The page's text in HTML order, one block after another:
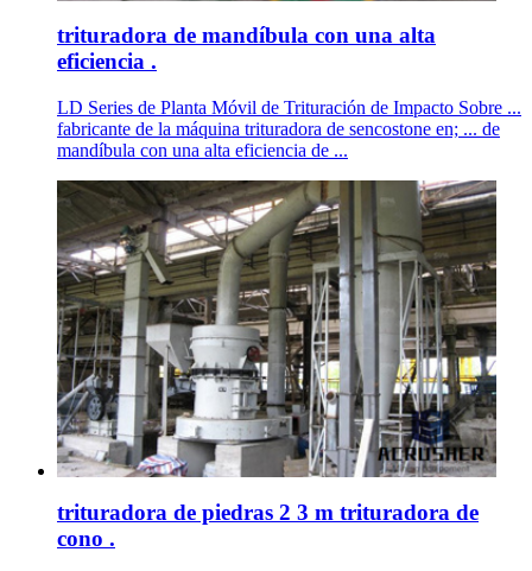
trituradora de mandíbula con una alta
eficiencia .
LD Series de Planta Móvil de Trituración de Impacto Sobre ...
fabricante de la máquina trituradora de sencostone en; ... de
mandíbula con una alta eficiencia de ...
trituradora de piedras 2 3 m trituradora de
cono .